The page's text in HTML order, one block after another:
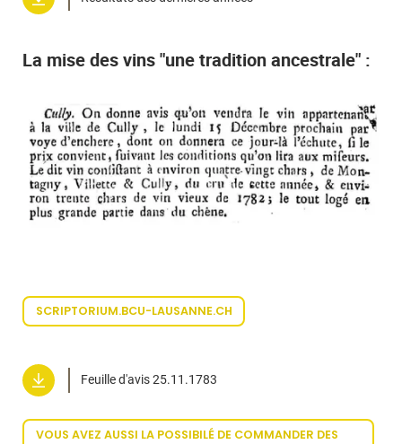
La mise des vins "une tradition ancestrale" :
SCRIPTORIUM.BCU-LAUSANNE.CH
Feuille d'avis 25.11.1783
VOUS AVEZ AUSSI LA POSSIBILÉ DE COMMANDER DES